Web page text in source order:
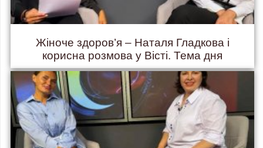
Жіноче здоров’я – Наталя Гладкова і
корисна розмова у Вісті. Тема дня